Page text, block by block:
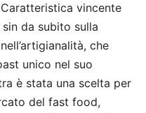
Caratteristica vincente
da subito sulla
che
unico nel suo
è stata una scelta per
del fast food,